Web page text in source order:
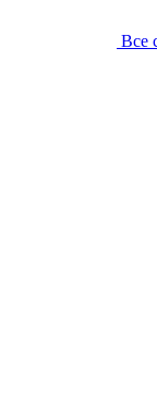
Все